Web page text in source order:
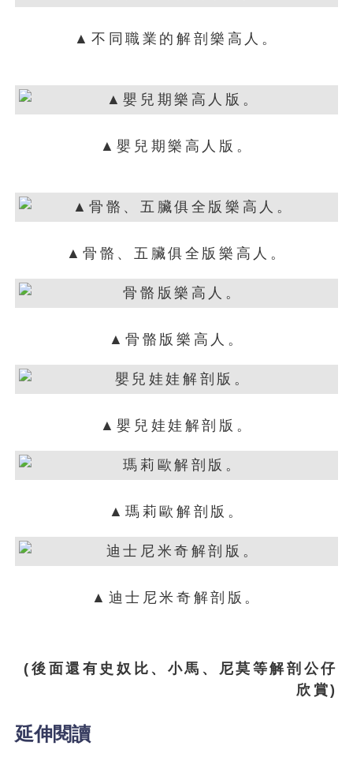
▲不同職業的解剖樂高人。
▲嬰兒期樂高人版。
▲骨骼、五臟俱全版樂高人。
▲骨骼版樂高人。
▲嬰兒娃娃解剖版。
▲瑪莉歐解剖版。
▲迪士尼米奇解剖版。
(後面還有史奴比、小馬、尼莫等解剖公仔
欣賞)
延伸閱讀